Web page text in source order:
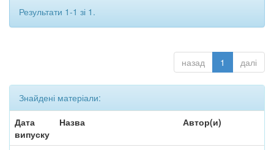
Результати 1-1 зі 1.
назад 1 далі
Знайдені матеріали:
Дата
випуску
Назва Автор(и)